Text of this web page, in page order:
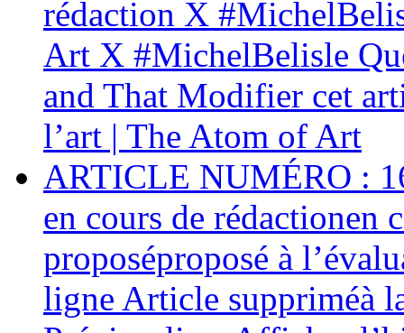
rédaction X
Art X #MichelBelisle
and That Modifier cet
l’art | The Atom of Art
ARTICLE NUMÉRO :
en cours de rédactionen
proposéproposé à
ligne Article suppriméà